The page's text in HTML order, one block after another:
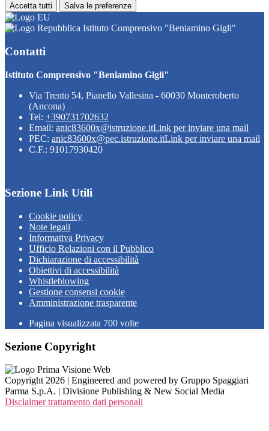
Accetta tutti Salva le preferenze
Istituto Comprensivo "Beniamino Gigli"
Contatti
Istituto Comprensivo "Beniamino Gigli"
Via Trento 54, Pianello Vallesina - 60030 Monteroberto
(Ancona)
Tel: +390731702632
Email: anic83600x@istruzione.itLink per inviare una mail
PEC: anic83600x@pec.istruzione.itLink per inviare una mail
C.F.: 91017930420
Sezione Link Utili
Cookie policy
Note legali
Informativa Privacy
Ufficio Relazioni con il Pubblico
Dichiarazione di accessibilità
Obiettivi di accessibilità
Whistleblowing
Gestione consensi cookie
Amministrazione trasparente
Pagina visualizzata 700 volte
Sezione Copyright
Copyright 2026 | Engineered and powered by Gruppo Spaggiari
Parma S.p.A. | Divisione Publishing & New Social Media
Disclaimer trattamento dati personali